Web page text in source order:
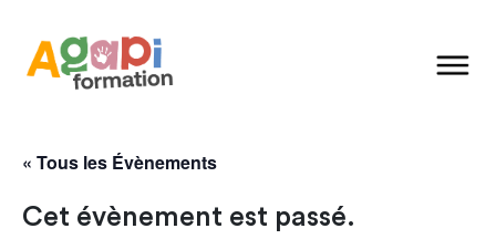
« Tous les Évènements
Cet évènement est passé.